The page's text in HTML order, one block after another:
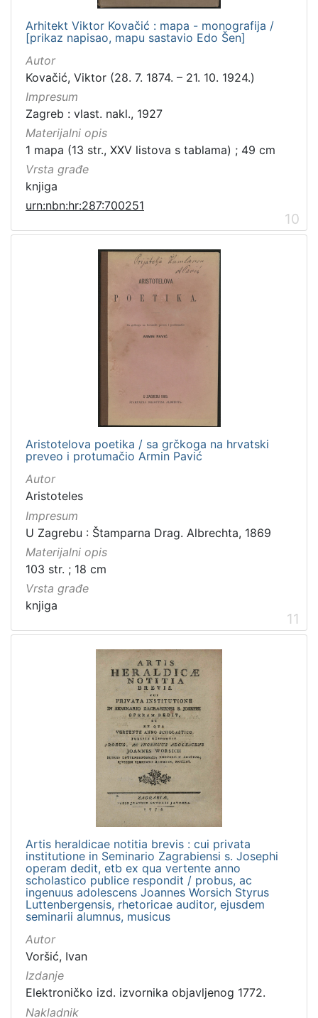
Arhitekt Viktor Kovačić : mapa - monografija /
[prikaz napisao, mapu sastavio Edo Šen]
Autor
Kovačić, Viktor (28. 7. 1874. – 21. 10. 1924.)
Impresum
Zagreb : vlast. nakl., 1927
Materijalni opis
1 mapa (13 str., XXV listova s tablama) ; 49 cm
Vrsta građe
knjiga
urn:nbn:hr:287:700251
10
Aristotelova poetika / sa grčkoga na hrvatski
preveo i protumačio Armin Pavić
Autor
Aristoteles
Impresum
U Zagrebu : Štamparna Drag. Albrechta, 1869
Materijalni opis
103 str. ; 18 cm
Vrsta građe
knjiga
11
Artis heraldicae notitia brevis : cui privata
institutione in Seminario Zagrabiensi s. Josephi
operam dedit, etb ex qua vertente anno
scholastico publice respondit / probus, ac
ingenuus adolescens Joannes Worsich Styrus
Luttenbergensis, rhetoricae auditor, ejusdem
seminarii alumnus, musicus
Autor
Voršić, Ivan
Izdanje
Elektroničko izd. izvornika objavljenog 1772.
Nakladnik